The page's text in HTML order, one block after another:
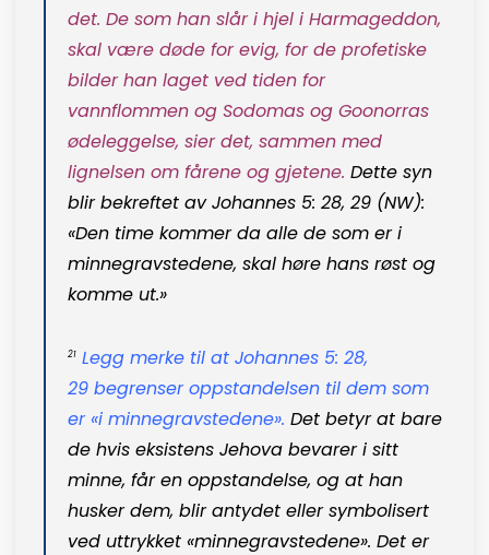
det. De som han slår i hjel i Harmageddon,
skal være døde for evig, for de profetiske
bilder han laget ved tiden for
vannflommen og Sodomas og Goonorras
ødeleggelse, sier det, sammen med
lignelsen om fårene og gjetene. Dette syn
blir bekreftet avJohannes 5: 28, 29 (NW):
«Den time kommer da alle de som er i
minnegravstedene, skal høre hans røst og
komme ut.»
21 Legg merke til atJohannes 5: 28,
29 begrenser oppstandelsen til dem som
er «i minnegravstedene». Det betyr at bare
de hvis eksistens Jehova bevarer i sitt
minne, får en oppstandelse, og at han
husker dem, blir antydet eller symbolisert
ved uttrykket «minnegravstedene». Det er